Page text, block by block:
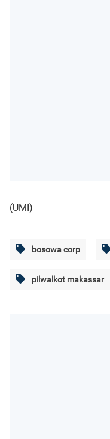
(UMI)
bosowa corp
pilwalkot makassar